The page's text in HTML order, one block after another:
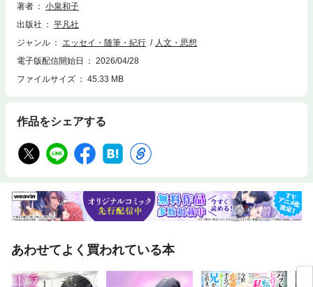
著者
小泉和子
出版社
平凡社
ジャンル
エッセイ・随筆・紀行
人文・思想
電子版配信開始日
2026/04/28
ファイルサイズ
45.33 MB
作品をシェアする
あわせてよく買われている本